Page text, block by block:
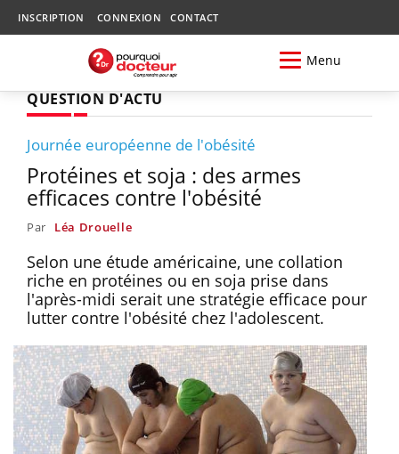
INSCRIPTION CONNEXION CONTACT
Menu
QUESTION D'ACTU
Journée européenne de l'obésité
Protéines et soja : des armes
efficaces contre l'obésité
Par Léa Drouelle
Selon une étude américaine, une collation
riche en protéines ou en soja prise dans
l'après-midi serait une stratégie efficace pour
lutter contre l'obésité chez l'adolescent.